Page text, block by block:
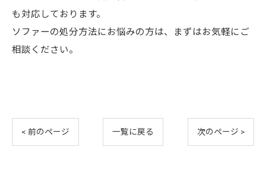
も対応しております。
ソファーの処分方法にお悩みの方は、まずはお気軽にご
相談ください。
< 前のページ 一覧に戻る 次のページ >